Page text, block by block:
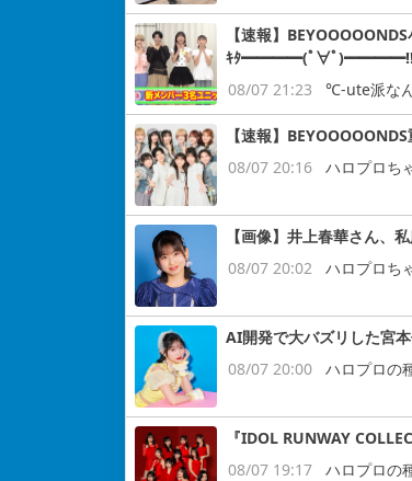
【速報】
ｷﾀ━━━━(ﾟ∀ﾟ
08/07 21:23
℃-ute派な
【速報】
08/07 20:16
ハロプロち
【画像】井上春華さん、
08/07 20:02
ハロプロち
AI開発で大バズリした宮
08/07 20:00
ハロプロの
『IDOL RUNWAY
08/07 19:17
ハロプロの